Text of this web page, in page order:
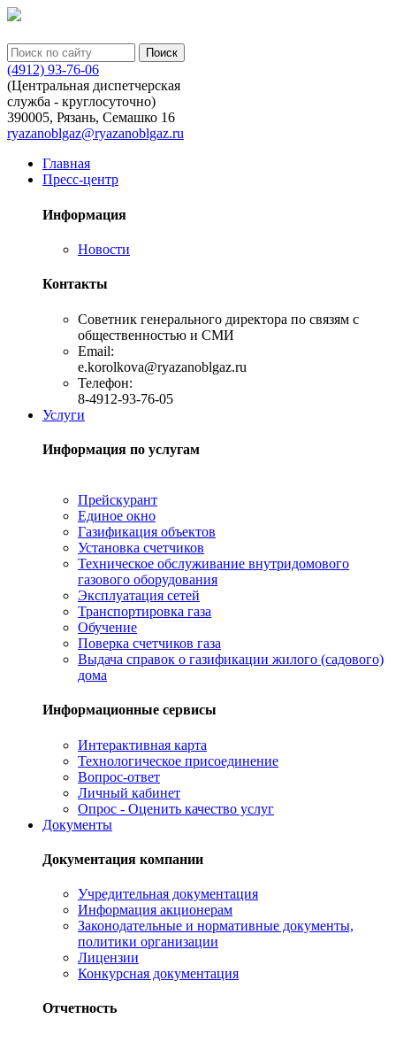
Перейти к основному содержанию
Форма поиска
Поиск
(4912) 93-76-06
(Центральная диспетчерская
служба - круглосуточно)
390005, Рязань, Семашко 16
ryazanoblgaz@ryazanoblgaz.ru
Главная
Пресс-центр
Информация
Новости
Контакты
Советник генерального директора по связям с
общественностью и СМИ
Email:
e.korolkova@ryazanoblgaz.ru
Телефон:
8-4912-93-76-05
Услуги
Информация по услугам
Прейскурант
Единое окно
Газификация объектов
Установка счетчиков
Техническое обслуживание внутридомового
газового оборудования
Эксплуатация сетей
Транспортировка газа
Обучение
Поверка счетчиков газа
Выдача справок о газификации жилого (садового)
дома
Информационные сервисы
Интерактивная карта
Технологическое присоединение
Вопрос-ответ
Личный кабинет
Опрос - Оценить качество услуг
Документы
Документация компании
Учредительная документация
Информация акционерам
Законодательные и нормативные документы,
политики организации
Лицензии
Конкурсная документация
Отчетность